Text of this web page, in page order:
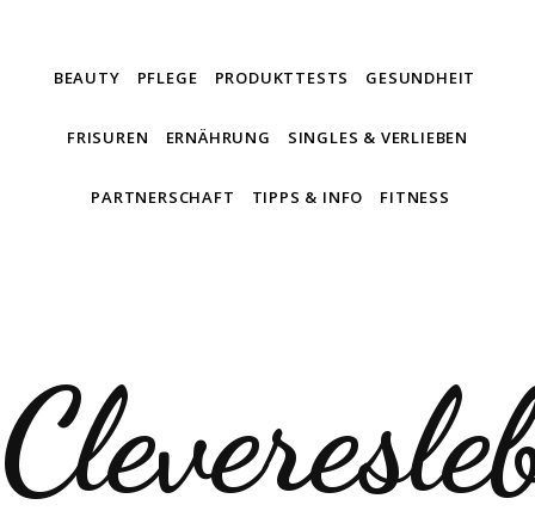
BEAUTY PFLEGE PRODUKTTESTS GESUNDHEIT
FRISUREN ERNÄHRUNG SINGLES & VERLIEBEN
PARTNERSCHAFT TIPPS & INFO FITNESS